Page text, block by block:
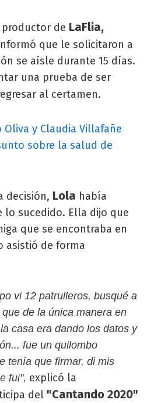
de LaFlia,
que le solicitaron a
se aísle durante 15 días.
una prueba de ser
al certamen.
Oliva y Claudia Villafañe
sobre la salud de
decisión, Lola había
lo sucedido. Ella dijo que
que se encontraba en
asistió de forma
vi 12 patrulleros, busqué a
de la única manera en
casa era dando los datos y
fue un quilombo
tenía que firmar, di mis
fui", explicó la
del "Cantando 2020"